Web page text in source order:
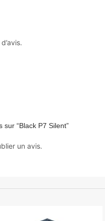
“Black P7 Silent”
un avis.